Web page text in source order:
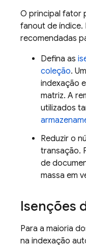
O principal fator
fanout de índice.
recomendadas
Defina as
coleção.
indexação
matriz. A
utilizados
Reduzir o
transação.
de
massa em
Isenções
Para a maioria
na indexação